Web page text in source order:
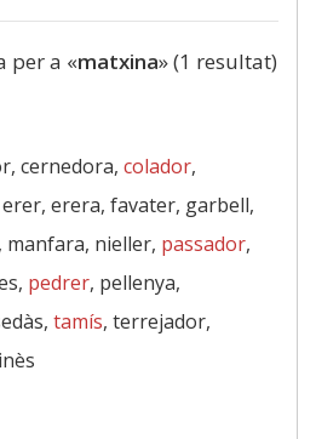
per a «matxina» (1 resultat)
cernedora, colador,
erera, favater, garbell,
nieller, passador,
pedrer, pellenya,
tamís, terrejador,